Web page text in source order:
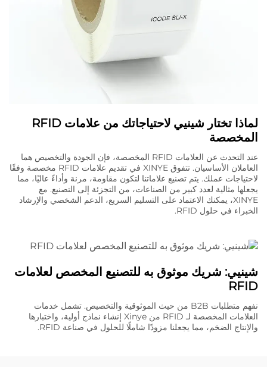
لماذا تختار شينيي لاحتياجاتك من علامات RFID
المخصصة
عند التحدث عن العلامات RFID المخصصة، فإن الجودة والتخصيص هما
العاملان الأساسيان. تتفوق XINYE في تقديم علامات RFID مخصصة وفقًا
لاحتياجات عملك. يتم تصنيع علاماتنا لتكون مقاومة، مرنة وأداءً عاليًا، مما
يجعلها مثالية لعدد كبير من الصناعات، من التجزئة إلى التصنيع. مع
XINYE، يمكنك الاعتماد على التسليم السريع، الدعم الشخصي والإرشاد
الخبراء في حلول RFID.
شينيي: شريك موثوق به للتصنيع المخصص لعلامات
RFID
نفهم متطلبات B2B من حيث الموثوقية والتخصيص. تشمل خدمات
العلامات المخصصة لـ RFID من Xinye إنشاء نماذج أولية، واختبارها
والإنتاج الضخم، مما يجعلنا مزودًا شاملًا للحلول في صناعة RFID.